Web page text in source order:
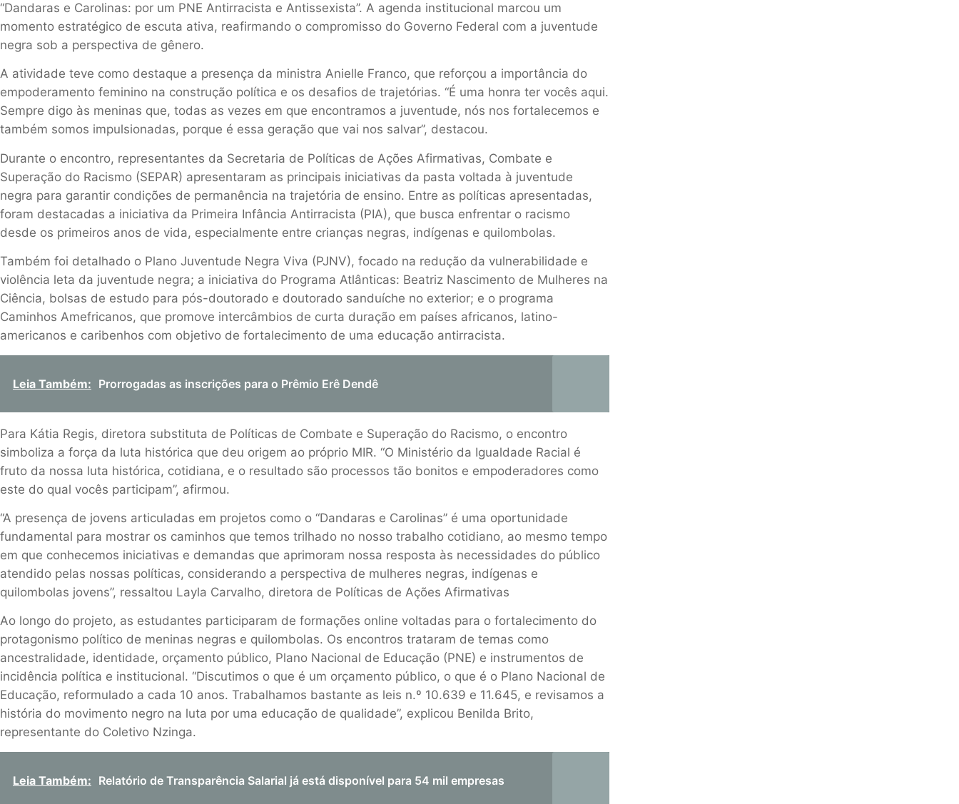
“Dandaras e Carolinas: por um PNE Antirracista e Antissexista”. A agenda institucional marcou um
momento estratégico de escuta ativa, reafirmando o compromisso do Governo Federal com a juventude
negra sob a perspectiva de gênero.
A atividade teve como destaque a presença da ministra Anielle Franco, que reforçou a importância do
empoderamento feminino na construção política e os desafios de trajetórias. “É uma honra ter vocês aqui.
Sempre digo às meninas que, todas as vezes em que encontramos a juventude, nós nos fortalecemos e
também somos impulsionadas, porque é essa geração que vai nos salvar”, destacou.
Durante o encontro, representantes da Secretaria de Políticas de Ações Afirmativas, Combate e
Superação do Racismo (SEPAR) apresentaram as principais iniciativas da pasta voltada à juventude
negra para garantir condições de permanência na trajetória de ensino. Entre as políticas apresentadas,
foram destacadas a iniciativa da Primeira Infância Antirracista (PIA), que busca enfrentar o racismo
desde os primeiros anos de vida, especialmente entre crianças negras, indígenas e quilombolas.
Também foi detalhado o Plano Juventude Negra Viva (PJNV), focado na redução da vulnerabilidade e
violência leta da juventude negra; a iniciativa do Programa Atlânticas: Beatriz Nascimento de Mulheres na
Ciência, bolsas de estudo para pós-doutorado e doutorado sanduíche no exterior; e o programa
Caminhos Amefricanos, que promove intercâmbios de curta duração em países africanos, latino-
americanos e caribenhos com objetivo de fortalecimento de uma educação antirracista.
Leia Também: Prorrogadas as inscrições para o Prêmio Erê Dendê
Para Kátia Regis, diretora substituta de Políticas de Combate e Superação do Racismo, o encontro
simboliza a força da luta histórica que deu origem ao próprio MIR. “O Ministério da Igualdade Racial é
fruto da nossa luta histórica, cotidiana, e o resultado são processos tão bonitos e empoderadores como
este do qual vocês participam”, afirmou.
“A presença de jovens articuladas em projetos como o “Dandaras e Carolinas” é uma oportunidade
fundamental para mostrar os caminhos que temos trilhado no nosso trabalho cotidiano, ao mesmo tempo
em que conhecemos iniciativas e demandas que aprimoram nossa resposta às necessidades do público
atendido pelas nossas políticas, considerando a perspectiva de mulheres negras, indígenas e
quilombolas jovens”, ressaltou Layla Carvalho, diretora de Políticas de Ações Afirmativas
Ao longo do projeto, as estudantes participaram de formações online voltadas para o fortalecimento do
protagonismo político de meninas negras e quilombolas. Os encontros trataram de temas como
ancestralidade, identidade, orçamento público, Plano Nacional de Educação (PNE) e instrumentos de
incidência política e institucional. “Discutimos o que é um orçamento público, o que é o Plano Nacional de
Educação, reformulado a cada 10 anos. Trabalhamos bastante as leis n.º 10.639 e 11.645, e revisamos a
história do movimento negro na luta por uma educação de qualidade”, explicou Benilda Brito,
representante do Coletivo Nzinga.
Leia Também: Relatório de Transparência Salarial já está disponível para 54 mil empresas